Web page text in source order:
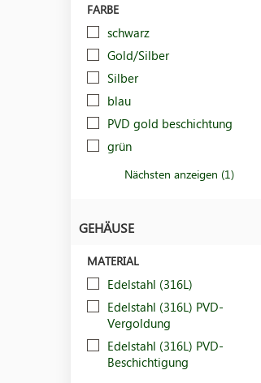
FARBE
schwarz
Gold/Silber
Silber
blau
PVD gold beschichtung
grün
Nächsten anzeigen (1)
GEHÄUSE
MATERIAL
Edelstahl (316L)
Edelstahl (316L) PVD-
Vergoldung
Edelstahl (316L) PVD-
Beschichtigung